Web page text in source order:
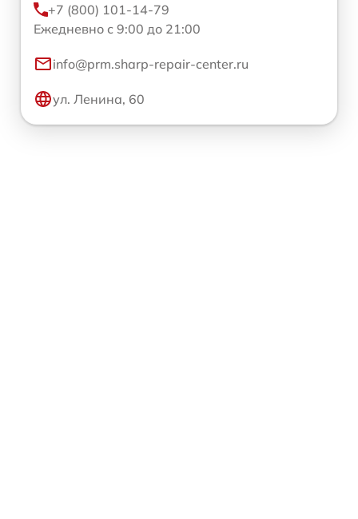
+7 (800) 101-14-79
Ежедневно с 9:00 до 21:00
info@prm.sharp-repair-center.ru
ул. Ленина, 60